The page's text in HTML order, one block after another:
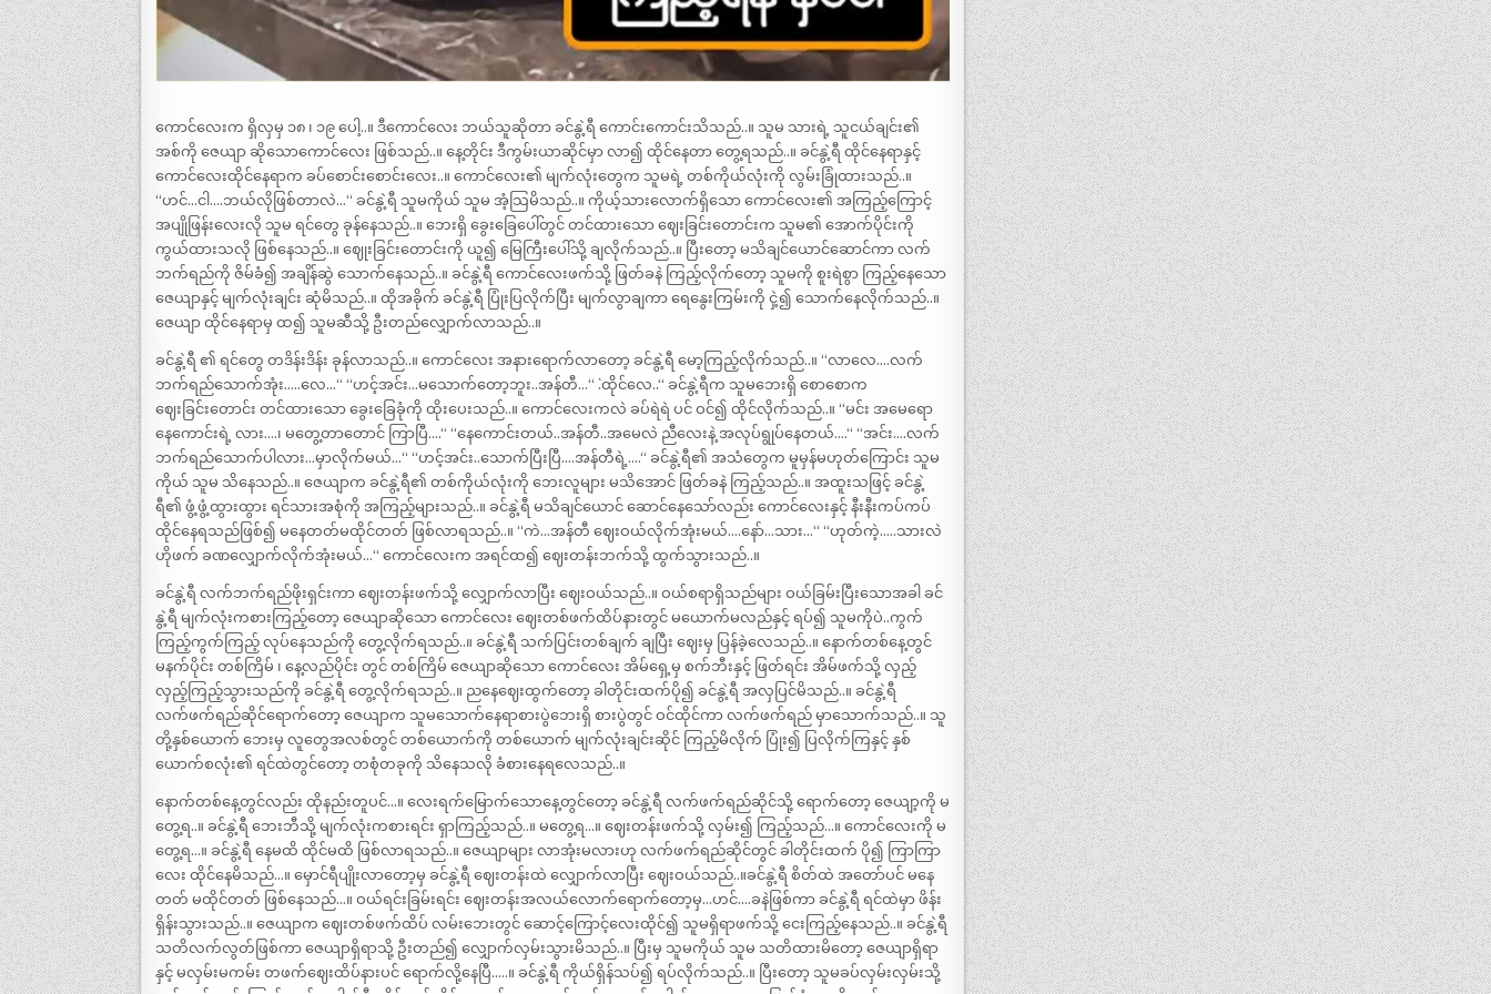
ကောင်လေးက ရှိလှမှ ၁၈ ၊ ၁၉ ပေါ့..။ ဒီကောင်လေး ဘယ်သူဆိုတာ ခင်နွဲ့ရီ ကောင်းကောင်းသိသည်..။ သူမ သားရဲ့ သူငယ်ချင်း၏
အစ်ကို ဇေယျာ ဆိုသောကောင်လေး ဖြစ်သည်..။ နေ့တိုင်း ဒီကွမ်းယာဆိုင်မှာ လာ၍ ထိုင်နေတာ တွေ့ရသည်..။ ခင်နွဲ့ရီ ထိုင်နေရာနှင့်
ကောင်လေးထိုင်နေရာက ခပ်စောင်းစောင်းလေး..။ ကောင်လေး၏ မျက်လုံးတွေက သူမရဲ့ တစ်ကိုယ်လုံးကို လွမ်းခြုံထားသည်..။
“ဟင်…ငါ….ဘယ်လိုဖြစ်တာလဲ…“ ခင်နွဲ့ရီ သူမကိုယ် သူမ အံ့သြမိသည်..။ ကိုယ့်သားလောက်ရှိသော ကောင်လေး၏ အကြည့်ကြောင့်
အပျိုဖြန်းလေးလို သူမ ရင်တွေ ခုန်နေသည်..။ ဘေးရှိ ခွေးခြေပေါ်တွင် တင်ထားသော ဈေးခြင်းတောင်းက သူမ၏ အောက်ပိုင်းကို
ကွယ်ထားသလို ဖြစ်နေသည်..။ ဈေုးခြင်းတောင်းကို ယူ၍ မြေကြီးပေါ်သို့ ချလိုက်သည်..။ ပြီးတော့ မသိချင်ယောင်ဆောင်ကာ လက်
ဘက်ရည်ကို ဇိမ်ခံ၍ အချိန်ဆွဲ သောက်နေသည်..။ ခင်နွဲ့ရီ ကောင်လေးဖက်သို့ ဖြတ်ခနဲ ကြည့်လိုက်တော့ သူမကို စူးရဲစွာ ကြည့်နေသော
ဇေယျာနှင့် မျက်လုံးချင်း ဆုံမိသည်..။ ထိုအခိုက် ခင်နွဲ့ရီ ပြုံးပြလိုက်ပြီး မျက်လွာချကာ ရေနွေးကြမ်းကို ငှဲ့၍ သောက်နေလိုက်သည်..။
ဇေယျာ ထိုင်နေရာမှ ထ၍ သူမဆီသို့ ဦးတည်လျှောက်လာသည်..။
ခင်နွဲ့ရီ ၏ ရင်တွေ တဒိန်းဒိန်း ခုန်လာသည်..။ ကောင်လေး အနားရောက်လာတော့ ခင်နွဲ့ရီ မော့ကြည့်လိုက်သည်..။ “လာလေ….လက်
ဘက်ရည်သောက်အုံး…..လေ…“ “ဟင့်အင်း…မသောက်တော့ဘူး..အန်တီ…“ `.ထိုင်လေ..“ ခင်နွဲ့ရီက သူမဘေးရှိ စောစောက
ဈေးခြင်းတောင်း တင်ထားသော ခွေးခြေခုံကို ထိုးပေးသည်..။ ကောင်လေးကလဲ ခပ်ရဲရဲ ပင် ဝင်၍ ထိုင်လိုက်သည်..။ “မင်း အမေရော
နေကောင်းရဲ့ လား….၊ မတွေ့တာတောင် ကြာပြီ….“ “နေကောင်းတယ်..အန်တီ..အမေလဲ ညီလေးနဲ့ အလုပ်ရွုပ်နေတယ်….“ “အင်း….လက်
ဘက်ရည်သောက်ပါလား…မှာလိုက်မယ်…“ “ဟင့်အင်း..သောက်ပြီးပြီ….အန်တီရဲ့….“ ခင်နွဲ့ရီ၏ အသံတွေက မူမှန်မဟုတ်ကြောင်း သူမ
ကိုယ် သူမ သိနေသည်..။ ဇေယျာက ခင်နွဲ့ရီ၏ တစ်ကိုယ်လုံးကို ဘေးလူများ မသိအောင် ဖြတ်ခနဲ ကြည့်သည်..။ အထူးသဖြင့် ခင်နွဲ့
ရီ၏ ဖွံ့ဖွံ့ထွားထွား ရင်သားအစုံကို အကြည့်များသည်..။ ခင်နွဲ့ရီ မသိချင်ယောင် ဆောင်နေသော်လည်း ကောင်လေးနှင့် နီးနီးကပ်ကပ်
ထိုင်နေရသည်ဖြစ်၍ မနေတတ်မထိုင်တတ် ဖြစ်လာရသည်..။ “ကဲ…အန်တီ ဈေးဝယ်လိုက်အုံးမယ်….နော်…သား…“ “ဟုတ်ကဲ့…..သားလဲ
ဟိုဖက် ခဏလျှောက်လိုက်အုံးမယ်…“ ကောင်လေးက အရင်ထ၍ ဈေးတန်းဘက်သို့ ထွက်သွားသည်..။
ခင်နွဲ့ရီ လက်ဘက်ရည်ဖိုးရှင်းကာ ဈေးတန်းဖက်သို့ လျှောက်လာပြီး ဈေးဝယ်သည်..။ ဝယ်စရာရှိသည်များ ဝယ်ခြမ်းပြီးသောအခါ ခင်
နွဲ့ရီ မျက်လုံးကစားကြည့်တော့ ဇေယျာဆိုသော ကောင်လေး ဈေးတစ်ဖက်ထိပ်နားတွင် မယောက်မလည်နှင့် ရပ်၍ သူမကိုပဲ..ကွက်
ကြည့်ကွက်ကြည့် လုပ်နေသည်ကို တွေ့လိုက်ရသည်..။ ခင်နွဲ့ရီ သက်ပြင်းတစ်ချက် ချပြီး ဈေးမှ ပြန်ခဲ့လေသည်..။ နောက်တစ်နေ့တွင်
မနက်ပိုင်း တစ်ကြိမ် ၊ နေ့လည်ပိုင်း တွင် တစ်ကြိမ် ဇေယျာဆိုသော ကောင်လေး အိမ်ရှေ့မှ စက်ဘီးနှင့် ဖြတ်ရင်း အိမ်ဖက်သို့ လှည့်
လှည့်ကြည့်သွားသည်ကို ခင်နွဲ့ရီ တွေ့လိုက်ရသည်..။ ညနေဈေးထွက်တော့ ခါတိုင်းထက်ပို၍ ခင်နွဲ့ရီ အလှပြင်မိသည်..။ ခင်နွဲ့ရီ
လက်ဖက်ရည်ဆိုင်ရောက်တော့ ဇေယျာက သူမသောက်နေရာစားပွဲဘေးရှိ စားပွဲတွင် ဝင်ထိုင်ကာ လက်ဖက်ရည် မှာသောက်သည်..။ သူ
တို့နှစ်ယောက် ဘေးမှ လူတွေအလစ်တွင် တစ်ယောက်ကို တစ်ယောက် မျက်လုံးချင်းဆိုင် ကြည့်မိလိုက် ပြုံး၍ ပြလိုက်ကြနှင့် နှစ်
ယောက်စလုံး၏ ရင်ထဲတွင်တော့ တစုံတခုကို သိနေသလို ခံစားနေရလေသည်..။
နောက်တစ်နေ့တွင်လည်း ထိုနည်းတူပင်…။ လေးရက်မြောက်သောနေ့တွင်တော့ ခင်နွဲ့ရီ လက်ဖက်ရည်ဆိုင်သို့ ရောက်တော့ ဇေယျာ့ကို မ
တွေ့ရ..။ ခင်နွဲ့ရီ ဘေးဘီသို့ မျက်လုံးကစားရင်း ရှာကြည့်သည်..။ မတွေ့ရ…။ ဈေးတန်းဖက်သို့ လှမ်း၍ ကြည့်သည်…။ ကောင်လေးကို မ
တွေ့ရ…။ ခင်နွဲ့ရီ နေမထိ ထိုင်မထိ ဖြစ်လာရသည်..။ ဇေယျာများ လာအုံးမလားဟု လက်ဖက်ရည်ဆိုင်တွင် ခါတိုင်းထက် ပို၍ ကြာကြာ
လေး ထိုင်နေမိသည်…။ မှောင်ရီပျိုးလာတော့မှ ခင်နွဲ့ရီ ဈေးတန်းထဲ လျှောက်လာပြီး ဈေးဝယ်သည်..။ခင်နွဲ့ရီ စိတ်ထဲ အတော်ပင် မနေ
တတ် မထိုင်တတ် ဖြစ်နေသည်…။ ဝယ်ရင်းခြမ်းရင်း ဈေးတန်းအလယ်လောက်ရောက်တော့မှ…ဟင်….ခနဲဖြစ်ကာ ခင်နွဲ့ရီ ရင်ထဲမှာ ဖိန်း
ရှိန်းသွားသည်..။ ဇေယျာက ဈေးတစ်ဖက်ထိပ် လမ်းဘေးတွင် ဆောင့်ကြောင့်လေးထိုင်၍ သူမရှိရာဖက်သို့ ငေးကြည့်နေသည်..။ ခင်နွဲ့ရီ
သတိလက်လွတ်ဖြစ်ကာ ဇေယျာရှိရာသို့ ဦးတည်၍ လျှောက်လှမ်းသွားမိသည်..။ ပြီးမှ သူမကိုယ် သူမ သတိထားမိတော့ ဇေယျာရှိရာ
နှင့် မလှမ်းမကမ်း တဖက်ဈေးထိပ်နားပင် ရောက်လို့နေပြီ…..။ ခင်နွဲ့ရီ ကိုယ်ရှိန်သပ်၍ ရပ်လိုက်သည်..။ ပြီးတော့ သူမခပ်လှမ်းလှမ်းသို့